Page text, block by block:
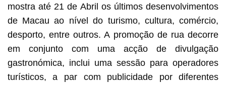
mostra até 21 de Abril os últimos desenvolvimentos
de Macau ao nível do turismo, cultura, comércio,
desporto, entre outros. A promoção de rua decorre
em conjunto com uma acção de divulgação
gastronómica, inclui uma sessão para operadores
turísticos, a par com publicidade por diferentes